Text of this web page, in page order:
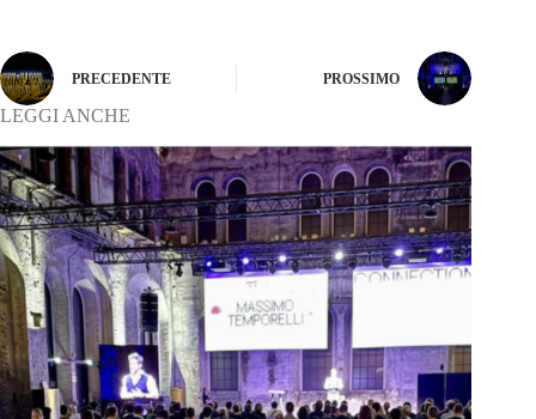
PRECEDENTE PROSSIMO
LEGGI ANCHE